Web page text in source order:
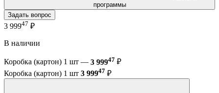
программы
Задать вопрос
3 99947 ₽
В наличии
Коробка (картон) 1 шт — 3 99947 ₽
Коробка (картон) 1 шт 3 99947 ₽